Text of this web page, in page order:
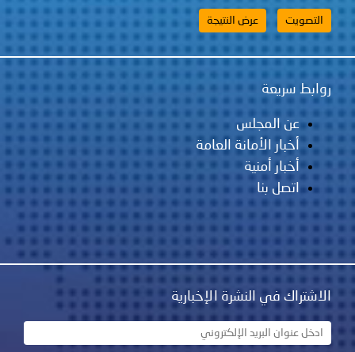
روابط سريعة
عن المجلس
أخبار الأمانة العامة
أخبار أمنية
اتصل بنا
الاشتراك في النشرة الإخبارية